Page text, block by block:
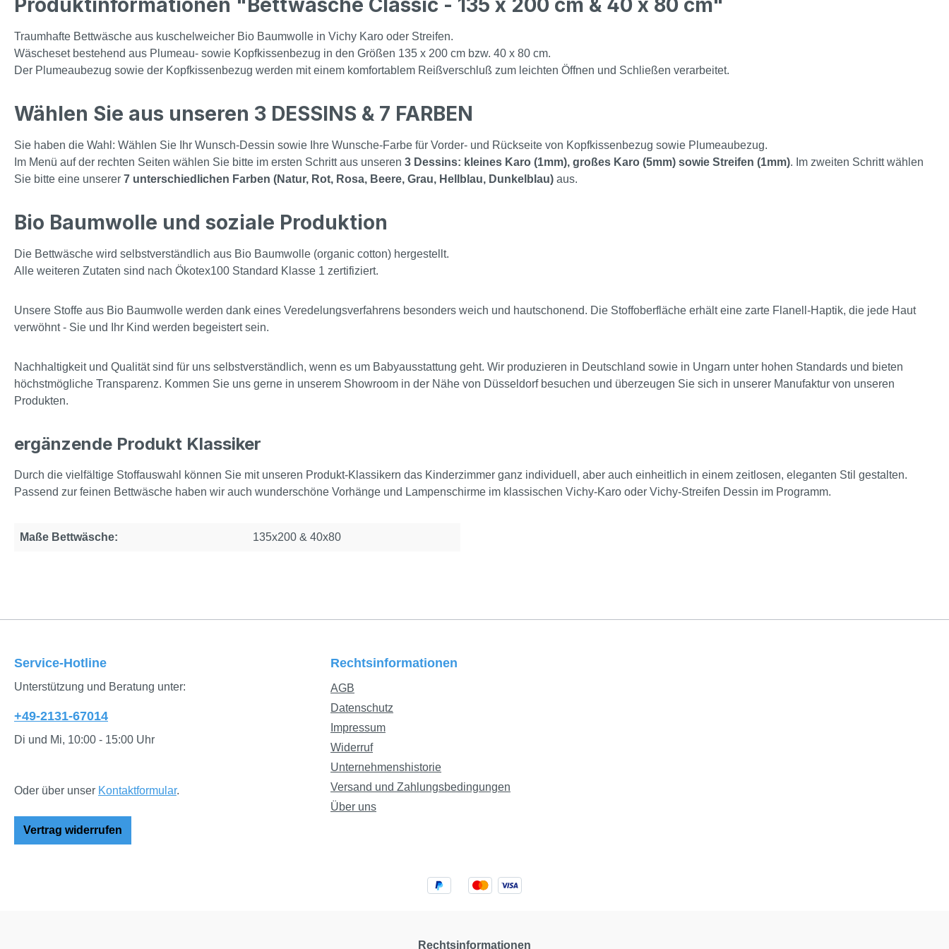
Produktinformationen "Bettwäsche Classic - 135 x 200 cm & 40 x 80 cm"
Traumhafte Bettwäsche aus kuschelweicher Bio Baumwolle in Vichy Karo oder Streifen.
Wäscheset bestehend aus Plumeau- sowie Kopfkissenbezug in den Größen 135 x 200 cm bzw. 40 x 80 cm.
Der Plumeaubezug sowie der Kopfkissenbezug werden mit einem komfortablem Reißverschluß zum leichten Öffnen und Schließen verarbeitet.
Wählen Sie aus unseren 3 DESSINS & 7 FARBEN
Sie haben die Wahl: Wählen Sie Ihr Wunsch-Dessin sowie Ihre Wunsche-Farbe für Vorder- und Rückseite von Kopfkissenbezug sowie Plumeaubezug.
Im Menü auf der rechten Seiten wählen Sie bitte im ersten Schritt aus unseren 3 Dessins: kleines Karo (1mm), großes Karo (5mm) sowie Streifen (1mm). Im zweiten Schritt wählen
Sie bitte eine unserer 7 unterschiedlichen Farben (Natur, Rot, Rosa, Beere, Grau, Hellblau, Dunkelblau) aus.
Bio Baumwolle und soziale Produktion
Die Bettwäsche wird selbstverständlich aus Bio Baumwolle (organic cotton) hergestellt.
Alle weiteren Zutaten sind nach Ökotex100 Standard Klasse 1 zertifiziert.
Unsere Stoffe aus Bio Baumwolle werden dank eines Veredelungsverfahrens besonders weich und hautschonend. Die Stoffoberfläche erhält eine zarte Flanell-Haptik, die jede Haut
verwöhnt - Sie und Ihr Kind werden begeistert sein.
Nachhaltigkeit und Qualität sind für uns selbstverständlich, wenn es um Babyausstattung geht. Wir produzieren in Deutschland sowie in Ungarn unter hohen Standards und bieten
höchstmögliche Transparenz. Kommen Sie uns gerne in unserem Showroom in der Nähe von Düsseldorf besuchen und überzeugen Sie sich in unserer Manufaktur von unseren
Produkten.
ergänzende Produkt Klassiker
Durch die vielfältige Stoffauswahl können Sie mit unseren Produkt-Klassikern das Kinderzimmer ganz individuell, aber auch einheitlich in einem zeitlosen, eleganten Stil gestalten.
Passend zur feinen Bettwäsche haben wir auch wunderschöne Vorhänge und Lampenschirme im klassischen Vichy-Karo oder Vichy-Streifen Dessin im Programm.
Maße Bettwäsche: 135x200 & 40x80
Service-Hotline
Unterstützung und Beratung unter:
+49-2131-67014
Di und Mi, 10:00 - 15:00 Uhr
Oder über unser Kontaktformular.
Vertrag widerrufen
Rechtsinformationen
AGB
Datenschutz
Impressum
Widerruf
Unternehmenshistorie
Versand und Zahlungsbedingungen
Über uns
Rechtsinformationen